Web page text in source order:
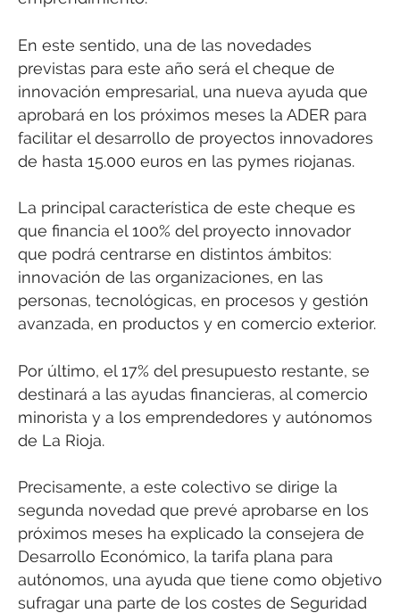
En este sentido, una de las novedades
previstas para este año será el cheque de
innovación empresarial, una nueva ayuda que
aprobará en los próximos meses la ADER para
facilitar el desarrollo de proyectos innovadores
de hasta 15.000 euros en las pymes riojanas.
La principal característica de este cheque es
que financia el 100% del proyecto innovador
que podrá centrarse en distintos ámbitos:
innovación de las organizaciones, en las
personas, tecnológicas, en procesos y gestión
avanzada, en productos y en comercio exterior.
Por último, el 17% del presupuesto restante, se
destinará a las ayudas financieras, al comercio
minorista y a los emprendedores y autónomos
de La Rioja.
Precisamente, a este colectivo se dirige la
segunda novedad que prevé aprobarse en los
próximos meses ha explicado la consejera de
Desarrollo Económico, la tarifa plana para
autónomos, una ayuda que tiene como objetivo
sufragar una parte de los costes de Seguridad